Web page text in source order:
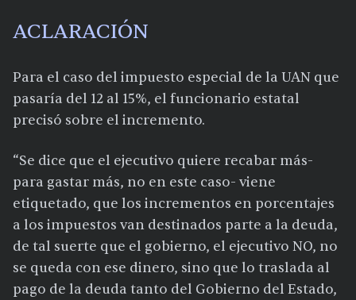
ACLARACIÓN
Para el caso del impuesto especial de la UAN que
pasaría del 12 al 15%, el funcionario estatal
precisó sobre el incremento.
“Se dice que el ejecutivo quiere recabar más-
para gastar más, no en este caso- viene
etiquetado, que los incrementos en porcentajes
a los impuestos van destinados parte a la deuda,
de tal suerte que el gobierno, el ejecutivo NO, no
se queda con ese dinero, sino que lo traslada al
pago de la deuda tanto del Gobierno del Estado,